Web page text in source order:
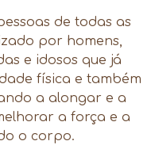
de todas as
por homens,
e idosos que já
física e também
a alongar e a
a força e a
o corpo.